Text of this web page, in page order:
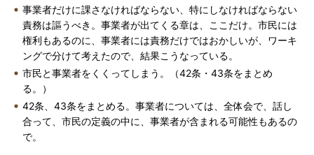
事業者だけに課さなければならない、特にしなければならない
責務は謳うべき。事業者が出てくる章は、ここだけ。市民には
権利もあるのに、事業者には責務だけではおかしいが、ワーキ
ングで分けて考えたので、結果こうなっている。
市民と事業者をくくってしまう。（42条・43条をまとめ
る。）
42条、43条をまとめる。事業者については、全体会で、話し
合って、市民の定義の中に、事業者が含まれる可能性もあるの
で。